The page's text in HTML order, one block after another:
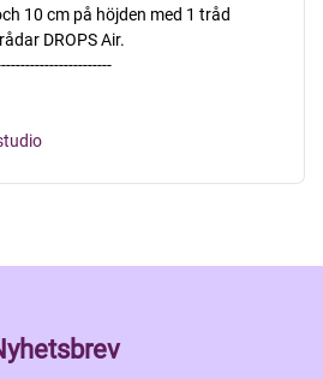
10 cm på höjden med 1 tråd
DROPS Air.